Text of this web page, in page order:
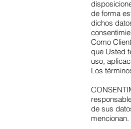
de forma
dichos
Como
que Usted
uso,
Los
de sus
mencionan.